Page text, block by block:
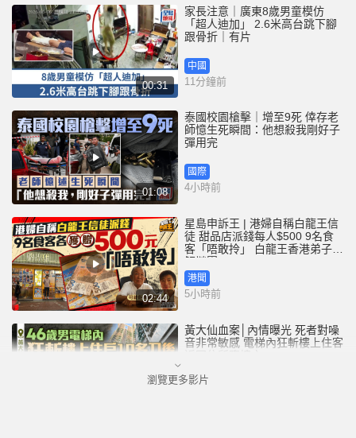
00:31
家長注意｜廣東8歲男童模仿
「超人迪加」 2.6米高台跳下腳
跟骨折｜有片
中國
11分鐘前
01:08
泰國校園槍擊｜增至9死 倖存老
師憶生死瞬間：他想殺我剛好子
彈用完
國際
4小時前
02:44
星島申訴王 | 港婦自稱白龍王信
徒 甜品店派錢每人$500 9名食
客「唔敢拎」 白龍王香港弟子親
解謎團
港聞
5小時前
黃大仙血案│內情曝光 死者對噪
音非常敏感 電梯內狂斬樓上住客
港聞
瀏覽更多影片